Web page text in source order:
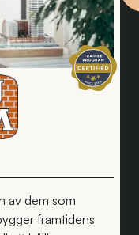
Certifierat
av dem som
framtidens